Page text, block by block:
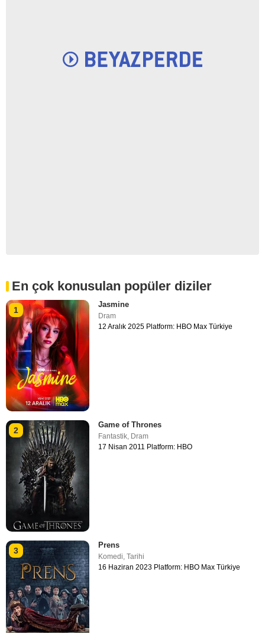
En çok konusulan popüler diziler
1
Jasmine
Dram
12 Aralık 2025 Platform: HBO Max Türkiye
2
Game of Thrones
Fantastik, Dram
17 Nisan 2011 Platform: HBO
3
Prens
Komedi,Tarihi
16 Haziran 2023 Platform: HBO Max Türkiye